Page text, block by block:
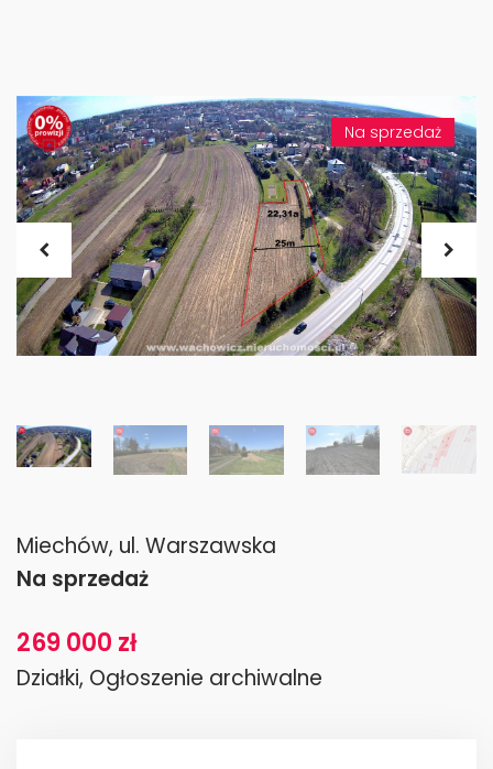
Na sprzedaż
Miechów, ul. Warszawska
Na sprzedaż
269 000 zł
Działki, Ogłoszenie archiwalne